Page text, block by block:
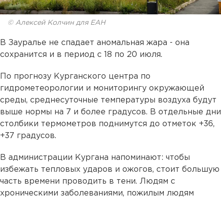
© Алексей Колчин для ЕАН
В Зауралье не спадает аномальная жара - она
сохранится и в период с 18 по 20 июля.
По прогнозу Курганского центра по
гидрометеорологии и мониторингу окружающей
среды, среднесуточные температуры воздуха будут
выше нормы на 7 и более градусов. В отдельные дни
столбики термометров поднимутся до отметок +36,
+37 градусов.
В администрации Кургана напоминают: чтобы
избежать тепловых ударов и ожогов, стоит большую
часть времени проводить в тени. Людям с
хроническими заболеваниями, пожилым людям